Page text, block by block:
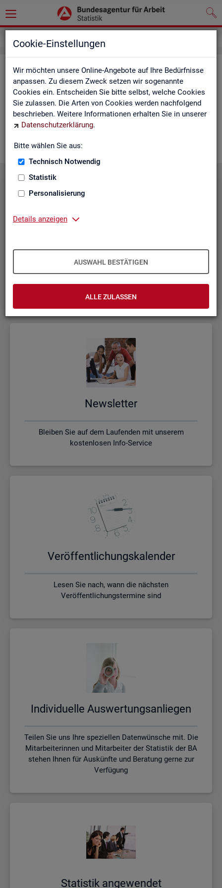
Cookie-Einstellungen
Wir möchten unsere Online-Angebote auf Ihre Bedürfnisse
anpassen. Zu diesem Zweck setzen wir sogenannte
Cookies ein. Entscheiden Sie bitte selbst, welche Cookies
Sie zulassen. Die Arten von Cookies werden nachfolgend
beschrieben. Weitere Informationen erhalten Sie in unserer
Datenschutzerklärung.
Bitte wählen Sie aus:
Technisch Notwendig
Statistik
Personalisierung
Details anzeigen
AUSWAHL BESTÄTIGEN
ALLE ZULASSEN
Ser­vice
Die Sta­tis­tik derBAbie­tet ein brei­tes An­ge­bot an Pro­duk­ten
und Son­der­aus­wer­tung (nachBe­darf). Haben Sie Fra­gen,
einen spe­zi­el­len Da­ten­wunsch oder möch­ten uns ein Feed­
back zu un­se­ren Pro­duk­ten geben, dann schau­en Sie auf den
Kon­takt, Feed­back und Kri­tik
News­let­ter
Bleiben Sie auf dem Laufenden mit unserem
kostenlosen Info-Service
Ver­öf­fent­li­chungs­ka­len­der
Lesen Sie nach, wann die nächsten
Veröffentlichungstermine sind
In­di­vi­du­el­le Aus­wer­tungs­an­lie­gen
Teilen Sie uns Ihre speziellen Datenwünsche mit. Die
Mitarbeiterinnen und Mitarbeiter der Statistik der BA
stehen Ihnen für Auskünfte und Beratung gerne zur
Verfügung
Sta­tis­tik an­ge­wen­det